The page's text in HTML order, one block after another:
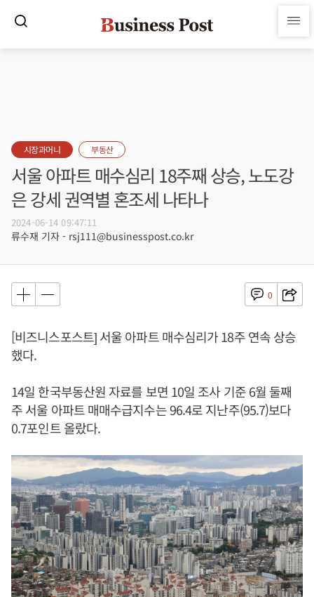
시장과머니 부동산
서울 아파트 매수심리 18주째 상승, 노도강
은 강세 권역별 혼조세 나타나
2024-06-14 09:47:11
류수재 기자 - rsj111@businesspost.co.kr
0
[비즈니스포스트] 서울 아파트 매수심리가 18주 연속 상승
했다.
14일 한국부동산원 자료를 보면 10일 조사 기준 6월 둘째
주 서울 아파트 매매수급지수는 96.4로 지난주(95.7)보다
0.7포인트 올랐다.